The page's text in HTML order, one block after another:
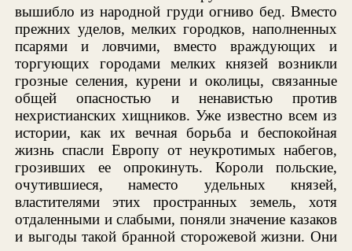
вышибло из народной груди огниво бед. Вместо
прежних уделов, мелких городков, наполненных
псарями и ловчими, вместо враждующих и
торгующих городами мелких князей возникли
грозные селения, курени и околицы, связанные
общей опасностью и ненавистью против
нехристианских хищников. Уже известно всем из
истории, как их вечная борьба и беспокойная
жизнь спасли Европу от неукротимых набегов,
грозивших ее опрокинуть. Короли польские,
очутившиеся, наместо удельных князей,
властителями этих пространных земель, хотя
отдаленными и слабыми, поняли значение казаков
и выгоды такой бранной сторожевой жизни. Они